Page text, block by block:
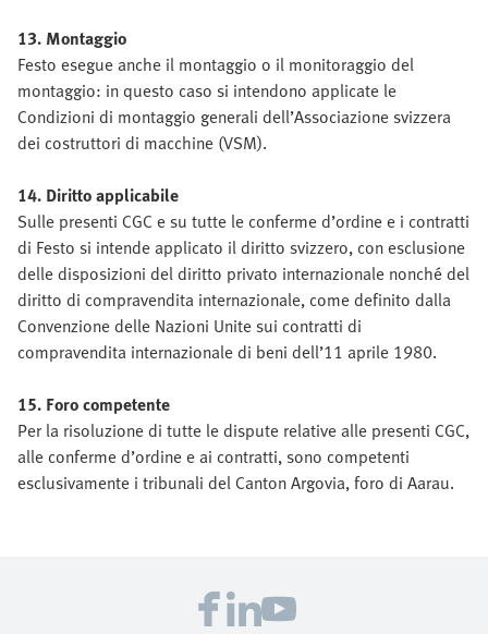
13. Montaggio
Festo esegue anche il montaggio o il monitoraggio del
montaggio: in questo caso si intendono applicate le
Condizioni di montaggio generali dell’Associazione svizzera
dei costruttori di macchine (VSM).
14. Diritto applicabile
Sulle presenti CGC e su tutte le conferme d’ordine e i contratti
di Festo si intende applicato il diritto svizzero, con esclusione
delle disposizioni del diritto privato internazionale nonché del
diritto di compravendita internazionale, come definito dalla
Convenzione delle Nazioni Unite sui contratti di
compravendita internazionale di beni dell’11 aprile 1980.
15. Foro competente
Per la risoluzione di tutte le dispute relative alle presenti CGC,
alle conferme d’ordine e ai contratti, sono competenti
esclusivamente i tribunali del Canton Argovia, foro di Aarau.